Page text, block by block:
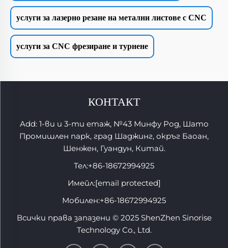
услуги за лазерно резане на метални листове с CNC
услуги за CNC фрезиране и турнене
КОНТАКТ
Add: 1-ви и 3-ти етаж, №43 Минфу Род, Шато
Промишлен парк, град Шаджинг, окръг Баоан,
Шенжен, Гуандун, Китай.
Тел:+86-18672994925
Имейл:[email protected]
Мобилен:+86-18672994925
Всички права запазени © 2025 ShenZhen Sinorise
Technology Co., Ltd.